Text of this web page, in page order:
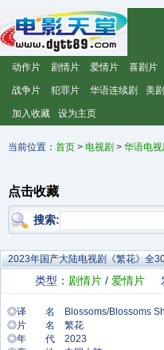
动作片 剧情片 爱情片 喜剧片
战争片 犯罪片 华语连续剧 美剧
加入收藏 设为主页
当前位置： 首页 > 电视剧 > 华语电视
点击收藏
搜索:
2023年国产大陆电视剧《繁花》全
类型： 剧情片 / 爱情片
◎译 名 Blossoms/Blossoms
◎片 名 繁花
◎年 代 2023